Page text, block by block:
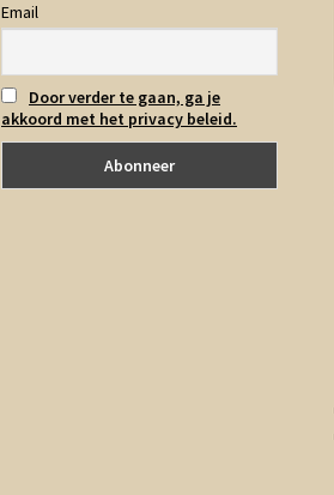
Email
Door verder te gaan, ga je
akkoord met het privacy beleid.